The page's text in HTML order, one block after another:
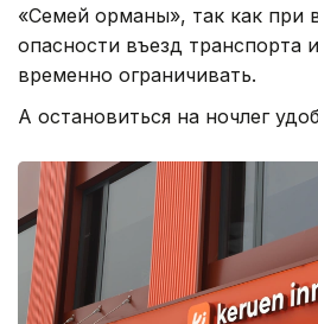
«Семей орманы», так как при
опасности въезд транспорта
временно ограничивать.
А остановиться на ночлег